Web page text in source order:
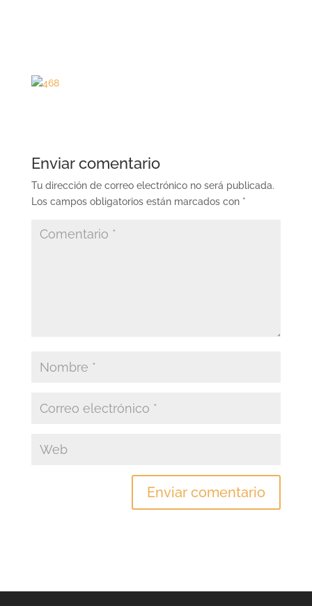
Enviar comentario
Tu dirección de correo electrónico no será publicada.
Los campos obligatorios están marcados con *